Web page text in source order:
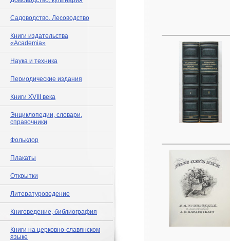
Садоводство. Лесоводство
Книги издательства
«Academia»
Наука и техника
Периодические издания
Книги XVIII века
Энциклопедии, словари,
справочники
Фольклор
Плакаты
Открытки
Литературоведение
Книговедение, библиография
Книги на церковно-славянском
языке